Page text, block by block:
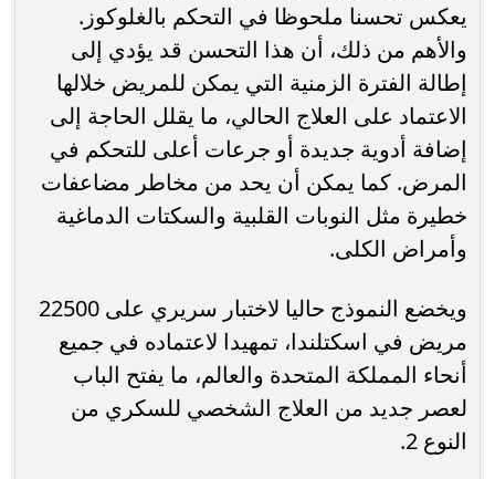
يعكس تحسنا ملحوظا في التحكم بالغلوكوز.
والأهم من ذلك، أن هذا التحسن قد يؤدي إلى
إطالة الفترة الزمنية التي يمكن للمريض خلالها
الاعتماد على العلاج الحالي، ما يقلل الحاجة إلى
إضافة أدوية جديدة أو جرعات أعلى للتحكم في
المرض. كما يمكن أن يحد من مخاطر مضاعفات
خطيرة مثل النوبات القلبية والسكتات الدماغية
وأمراض الكلى.
ويخضع النموذج حاليا لاختبار سريري على 22500
مريض في اسكتلندا، تمهيدا لاعتماده في جميع
أنحاء المملكة المتحدة والعالم، ما يفتح الباب
لعصر جديد من العلاج الشخصي للسكري من
النوع 2.